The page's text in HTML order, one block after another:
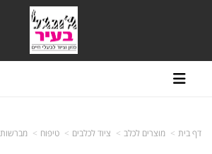
דף בית מוצרים לכלב ציוד לכלבים טיפוח